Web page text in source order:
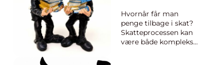
infrastrukturer, som vi
alle benytter. Men
hvor meget betaler ...
Hvornår får man
penge tilbage i skat?
Skatteprocessen kan
være både kompleks